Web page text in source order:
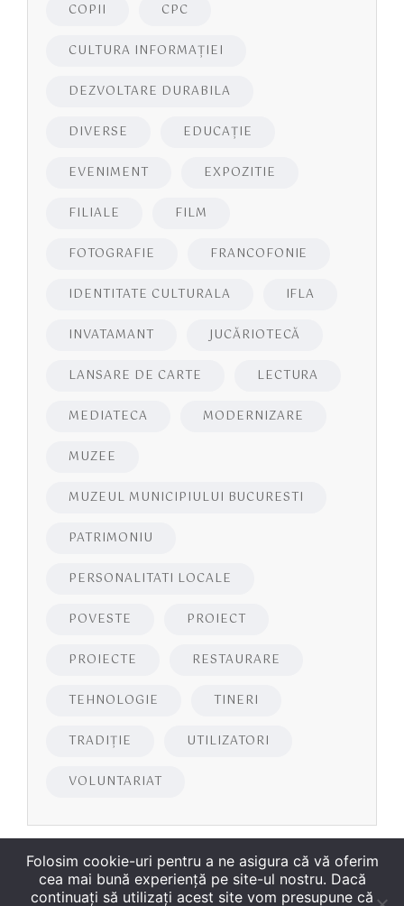
COPII CPC
CULTURA INFORMAŢIEI
DEZVOLTARE DURABILA
DIVERSE EDUCAŢIE
EVENIMENT EXPOZITIE
FILIALE FILM
FOTOGRAFIE FRANCOFONIE
IDENTITATE CULTURALA IFLA
INVATAMANT JUCĂRIOTECĂ
LANSARE DE CARTE LECTURA
MEDIATECA MODERNIZARE
MUZEE
MUZEUL MUNICIPIULUI BUCURESTI
PATRIMONIU
PERSONALITATI LOCALE
POVESTE PROIECT
PROIECTE RESTAURARE
TEHNOLOGIE TINERI
TRADIȚIE UTILIZATORI
VOLUNTARIAT
Folosim cookie-uri pentru a ne asigura că vă oferim
cea mai bună experiență pe site-ul nostru. Dacă
continuați să utilizați acest site vom presupune că